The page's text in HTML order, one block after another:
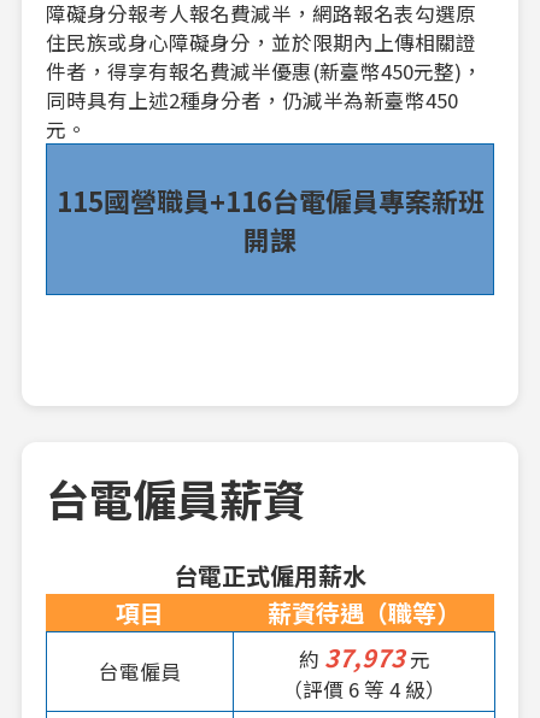
障礙身分報考人報名費減半，網路報名表勾選原
住民族或身心障礙身分，並於限期內上傳相關證
件者，得享有報名費減半優惠(新臺幣450元整)，
同時具有上述2種身分者，仍減半為新臺幣450
元。
115國營職員+116台電僱員專案新班
開課
台電僱員薪資
台電正式僱用薪水
項目
薪資待遇（職等）
台電僱員 約 37,973元
（評價 6 等 4 級）